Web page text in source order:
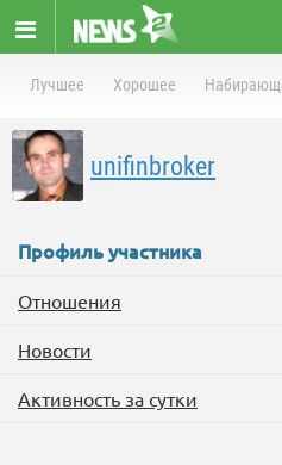
Лучшее Хорошее
unifinbroker
Профиль участника
Отношения
Новости
Активность за сутки